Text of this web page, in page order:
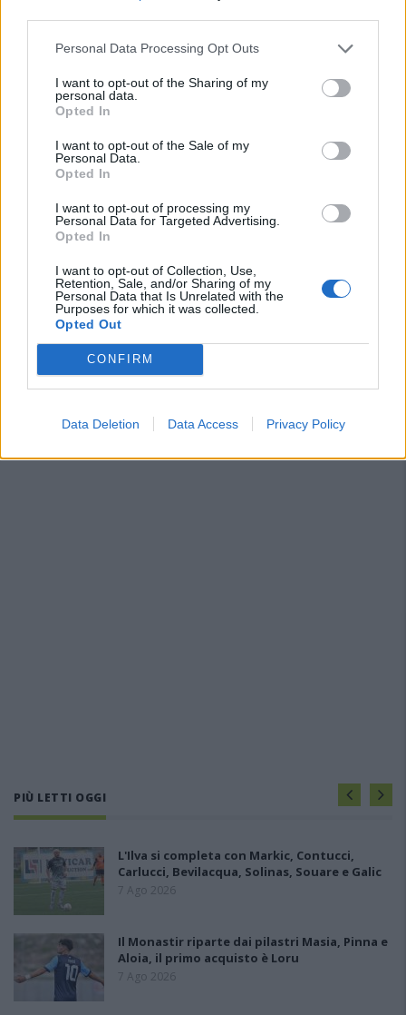
Personal Data Processing Opt Outs
I want to opt-out of the Sharing of my
personal data.
Opted In
I want to opt-out of the Sale of my
Personal Data.
Opted In
I want to opt-out of processing my
Personal Data for Targeted Advertising.
Opted In
I want to opt-out of Collection, Use,
Retention, Sale, and/or Sharing of my
Personal Data that Is Unrelated with the
Purposes for which it was collected.
Opted Out
CONFIRM
Data Deletion Data Access Privacy Policy
Romino Kozeli San Teodoro
PIÙ LETTI OGGI
L'Ilva si completa con Markic, Contucci,
Carlucci, Bevilacqua, Solinas, Souare e Galic
7 Ago 2026
Il Monastir riparte dai pilastri Masia, Pinna e
Aloia, il primo acquisto è Loru
7 Ago 2026